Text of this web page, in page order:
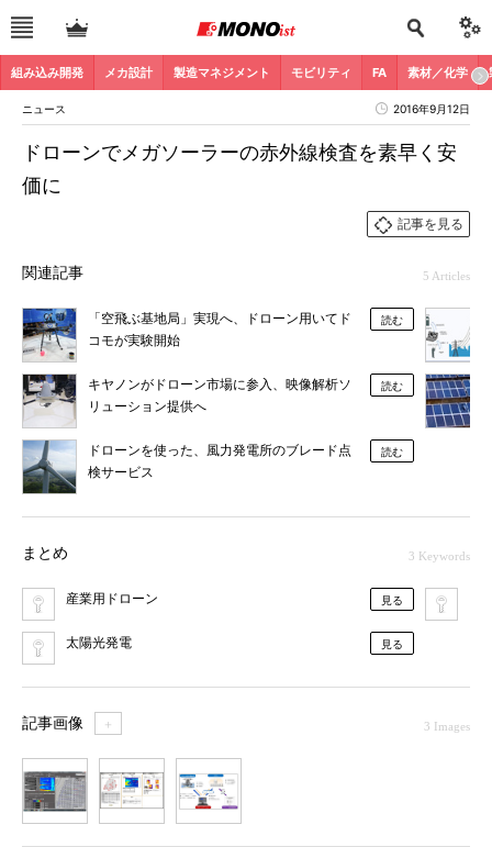
組み込み開発 メカ設計 製造マネジメント モビリティ FA 素材／化学
ニュース 2016年9月12日
ドローンでメガソーラーの赤外線検査を素早く安
価に
記事を見る
関連記事 5 Articles
「空飛ぶ基地局」実現へ、ドローン用いてド
コモが実験開始
読む
キヤノンがドローン市場に参入、映像解析ソ
リューション提供へ
読む
ドローンを使った、風力発電所のブレード点
検サービス
読む
まとめ 3 Keywords
産業用ドローン 見る
太陽光発電 見る
記事画像 ＋ 3 Images